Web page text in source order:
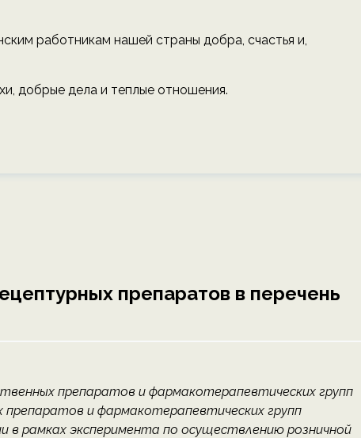
работникам нашей страны добра, счастья и,
добрые дела и теплые отношения.
препаратов в перечень
препаратов и фармакотерапевтических групп
и фармакотерапевтических групп
в рамках эксперимента по осуществлению розничной